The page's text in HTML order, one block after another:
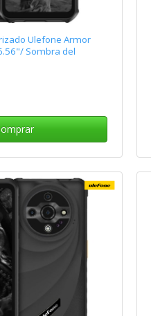
Ulefone Armor
Sombra del